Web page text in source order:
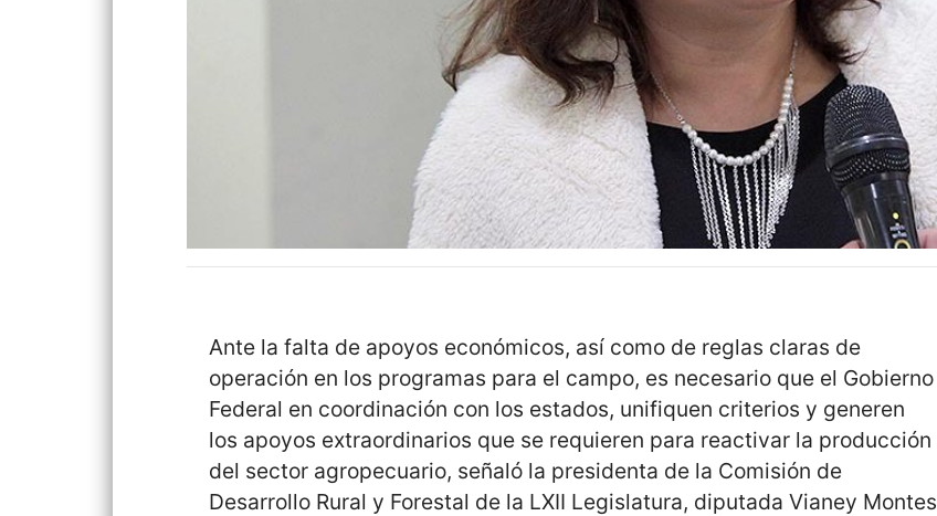
Ante la falta de apoyos económicos, así como de reglas claras de
operación en los programas para el campo, es necesario que el Gobierno
Federal en coordinación con los estados, unifiquen criterios y generen
los apoyos extraordinarios que se requieren para reactivar la producción
del sector agropecuario, señaló la presidenta de la Comisión de
Desarrollo Rural y Forestal de la LXII Legislatura, diputada Vianey Montes